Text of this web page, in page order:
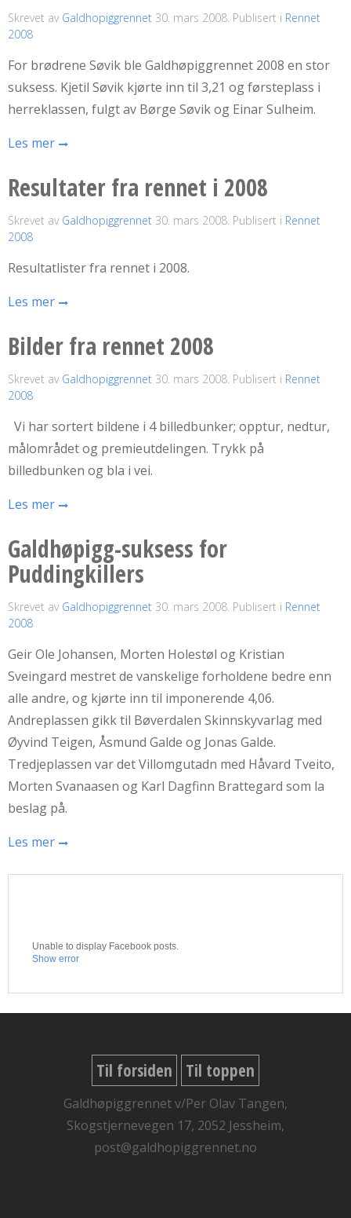
Skrevet av Galdhopiggrennet 30. mars 2008 . Publisert i Rennet
2008
For brødrene Søvik ble Galdhøpiggrennet 2008 en stor
suksess. Kjetil Søvik kjørte inn til 3,21 og førsteplass i
herreklassen, fulgt av Børge Søvik og Einar Sulheim.
Les mer
Resultater fra rennet i 2008
Skrevet av Galdhopiggrennet 30. mars 2008 . Publisert i Rennet
2008
Resultatlister fra rennet i 2008.
Les mer
Bilder fra rennet 2008
Skrevet av Galdhopiggrennet 30. mars 2008 . Publisert i Rennet
2008
Vi har sortert bildene i 4 billedbunker; opptur, nedtur,
målområdet og premieutdelingen. Trykk på
billedbunken og bla i vei.
Les mer
Galdhøpigg-suksess for
Puddingkillers
Skrevet av Galdhopiggrennet 30. mars 2008 . Publisert i Rennet
2008
Geir Ole Johansen, Morten Holestøl og Kristian
Sveingard mestret de vanskelige forholdene bedre enn
alle andre, og kjørte inn til imponerende 4,06.
Andreplassen gikk til Bøverdalen Skinnskyvarlag med
Øyvind Teigen, Åsmund Galde og Jonas Galde.
Tredjeplassen var det Villomgutadn med Håvard Tveito,
Morten Svanaasen og Karl Dagfinn Brattegard som la
beslag på.
Les mer
Unable to display Facebook posts.
Show error
Til forsiden Til toppen
Galdhøpiggrennet v/Per Olav Tangen,
Skogstjernevegen 17, 2052 Jessheim,
post@galdhopiggrennet.no